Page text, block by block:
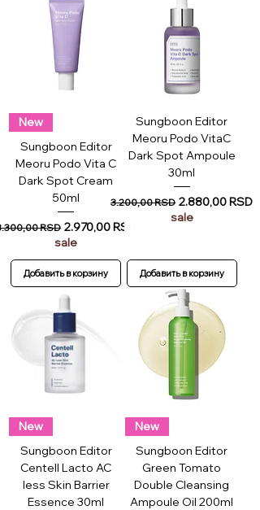
New
Sungboon Editor
Meoru Podo Vita C
Dark Spot Cream
50ml
цена
RSD Цена со скидкой
2.970,00 RSD
sale
Добавить в корзину
Sungboon Editor
Meoru Podo VitaC
Dark Spot Ampoule
30ml
Обычная цена
3.200,00 RSD Цена со
2.880,00 RSD
sale
Добавить в корзину
New
Sungboon Editor
Centell Lacto AC
less Skin Barrier
Essence 30ml
New
Sungboon Editor
Green Tomato
Double Cleansing
Ampoule Oil 200ml